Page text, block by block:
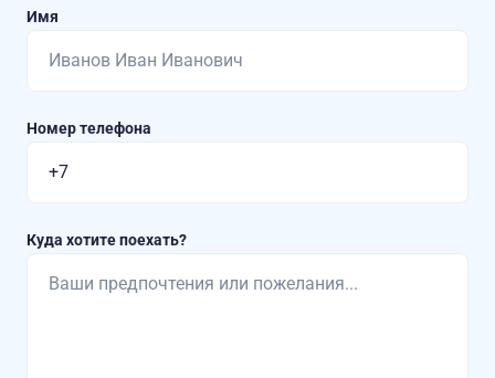
Имя
Номер телефона
Куда хотите поехать?